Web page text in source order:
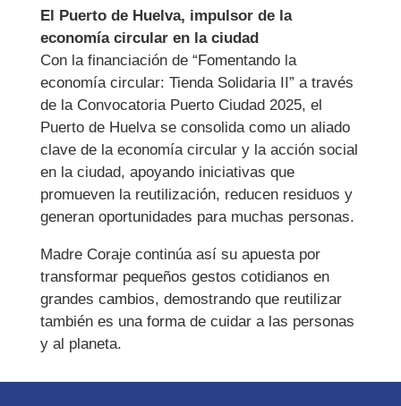
El Puerto de Huelva, impulsor de la
economía circular en la ciudad
Con la financiación de “Fomentando la
economía circular: Tienda Solidaria II” a través
de la Convocatoria Puerto Ciudad 2025, el
Puerto de Huelva se consolida como un aliado
clave de la economía circular y la acción social
en la ciudad, apoyando iniciativas que
promueven la reutilización, reducen residuos y
generan oportunidades para muchas personas.
Madre Coraje continúa así su apuesta por
transformar pequeños gestos cotidianos en
grandes cambios, demostrando que reutilizar
también es una forma de cuidar a las personas
y al planeta.